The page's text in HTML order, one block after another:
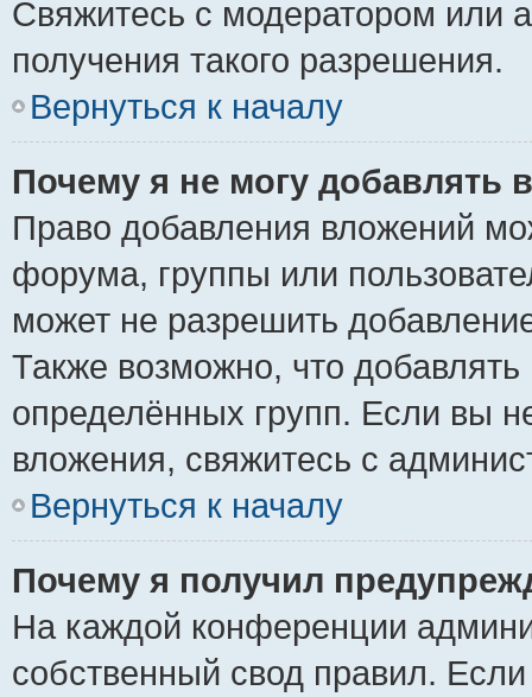
Свяжитесь с модератором или
получения такого разрешения.
Вернуться к началу
Почему я не могу добавлять
Право добавления вложений
форума, группы или
может не разрешить
Также возможно, что
определённых групп. Если вы
вложения, свяжитесь с
Вернуться к началу
Почему я получил
На каждой конференции
собственный свод правил.